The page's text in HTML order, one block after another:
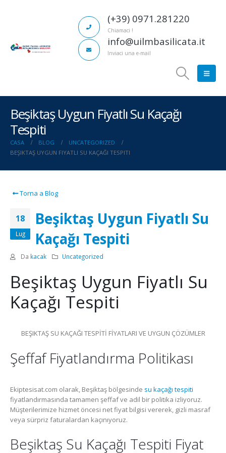
(+39) 0971.281220
Chiamaci !
info@uilmbasilicata.it
Inviaci una e-mail
Beşiktaş Uygun Fiyatlı Su Kaçağı
Tespiti
CASA BLOG
UNCATEGORIZED
BEŞIKTAŞ UYGUN FIYATLI SU KAÇAĞI TESPITI
Torna a Blog
18
Lug
Beşiktaş Uygun Fiyatlı Su
Kaçağı Tespiti
Da kacak Uncategorized
Beşiktaş Uygun Fiyatlı Su
Kaçağı Tespiti
BEŞIKTAŞ SU KAÇAĞI TESPİTİ FİYATLARI VE UYGUN ÇÖZÜMLER
Şeffaf Fiyatlandırma Politikası
Ekiptesisat.com olarak, Beşiktaş bölgesinde su kaçağı tespiti
fiyatlandırmasında tamamen şeffaf ve adil bir politika izliyoruz.
Müşterilerimize hizmet öncesi net fiyat bilgisi vererek, gizli masraf
veya sürpriz faturalardan kaçınıyoruz.
Beşiktaş Su Kaçağı Tespiti Fiyat